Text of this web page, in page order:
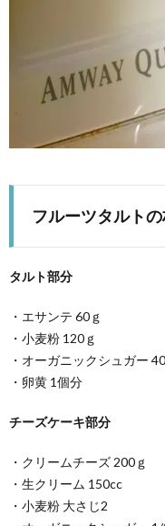
フルーツタルト
タルト部分
・エサンテ 60ｇ
・小麦粉 120ｇ
・オーガニックシュガー
・卵黄 1個分
チーズケーキ部分
・クリームチーズ 200ｇ
・生クリーム 150cc
・小麦粉 大さじ2